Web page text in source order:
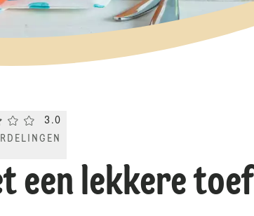
Current rating 3.0. Click to rate.
3.0
een lekkere toef